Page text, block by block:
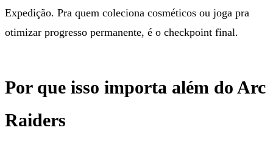
Expedição. Pra quem coleciona cosméticos ou joga pra
otimizar progresso permanente, é o checkpoint final.
Por que isso importa além do Arc
Raiders